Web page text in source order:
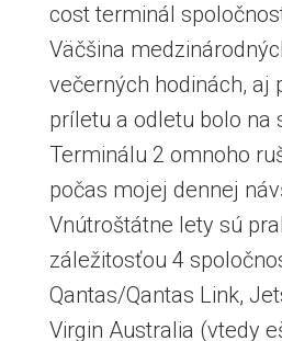
cost terminál
Väčšina
večerných hodinách, aj
príletu a odletu bolo na
Terminálu 2 omnoho
počas mojej dennej
Vnútroštátne lety sú
záležitosťou 4
Qantas/Qantas Link,
Virgin Australia (vtedy